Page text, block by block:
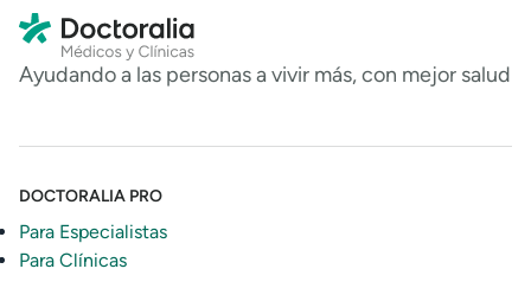
Ayudando a las personas a vivir más, con mejor salud
DOCTORALIA PRO
Para Especialistas
Para Clínicas